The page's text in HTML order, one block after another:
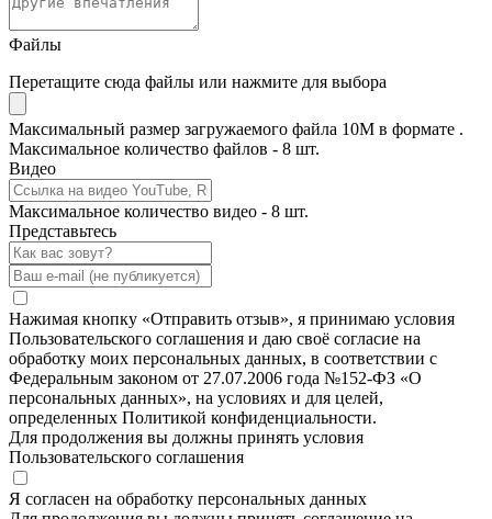
Файлы
Перетащите сюда файлы или нажмите для выбора
Максимальный размер загружаемого файла 10M в формате .
Максимальное количество файлов - 8 шт.
Видео
Максимальное количество видео - 8 шт.
Представьтесь
Нажимая кнопку «Отправить отзыв», я принимаю условия
Пользовательского соглашения и даю своё согласие на
обработку моих персональных данных, в соответствии с
Федеральным законом от 27.07.2006 года №152-ФЗ «О
персональных данных», на условиях и для целей,
определенных Политикой конфиденциальности.
Для продолжения вы должны принять условия
Пользовательского соглашения
Я согласен на обработку персональных данных